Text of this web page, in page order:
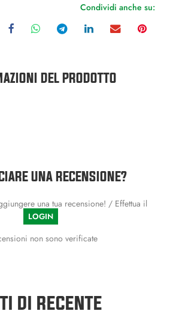
Condividi anche su:
DEL PRODOTTO
UNA RECENSIONE?
una tua recensione! / Effettua il
LOGIN
non sono verificate
DI RECENTE